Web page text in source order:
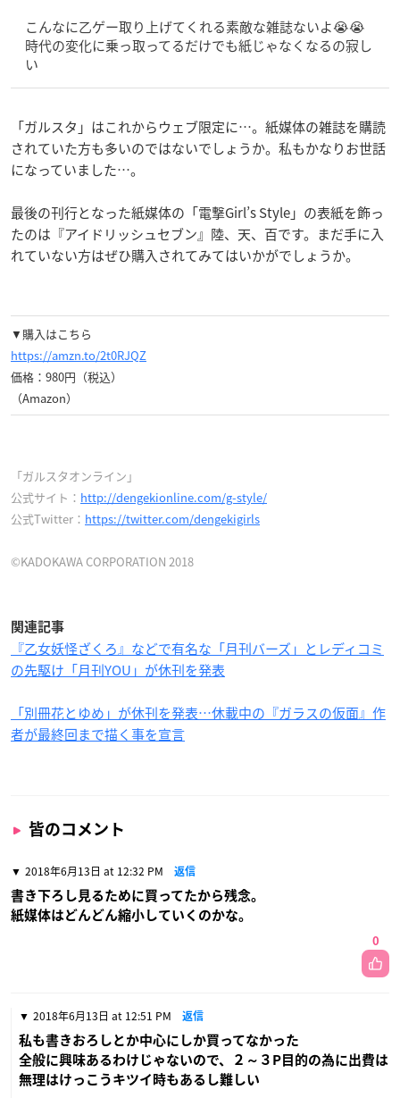
こんなに乙ゲー取り上げてくれる素敵な雑誌ないよ😭😭
時代の変化に乗っ取ってるだけでも紙じゃなくなるの寂し
い
「ガルスタ」はこれからウェブ限定に…。紙媒体の雑誌を購読
されていた方も多いのではないでしょうか。私もかなりお世話
になっていました…。
最後の刊行となった紙媒体の「電撃Girl’s Style」の表紙を飾っ
たのは『アイドリッシュセブン』陸、天、百です。まだ手に入
れていない方はぜひ購入されてみてはいかがでしょうか。
▼購入はこちら
https://amzn.to/2t0RJQZ
価格：980円（税込）
（Amazon）
「ガルスタオンライン」
公式サイト： http://dengekionline.com/g-style/
公式Twitter： https://twitter.com/dengekigirls
©KADOKAWA CORPORATION 2018
関連記事
『乙女妖怪ざくろ』などで有名な「月刊バーズ」とレディコミ
の先駆け「月刊YOU」が休刊を発表
「別冊花とゆめ」が休刊を発表…休載中の『ガラスの仮面』作
者が最終回まで描く事を宣言
皆のコメント
2018年6月13日 at 12:32 PM 返信
書き下ろし見るために買ってたから残念。
紙媒体はどんどん縮小していくのかな。
0
2018年6月13日 at 12:51 PM 返信
私も書きおろしとか中心にしか買ってなかった
全般に興味あるわけじゃないので、２～３P目的の為に出費は
無理はけっこうキツイ時もあるし難しい